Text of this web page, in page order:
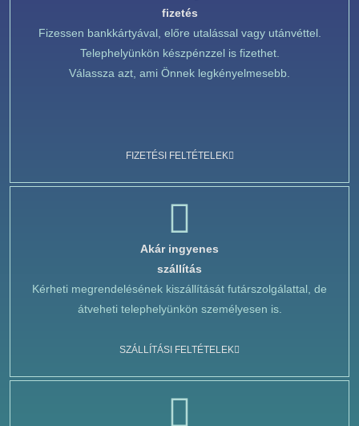
fizetés
Fizessen bankkártyával, előre utalással vagy utánvéttel.
Telephelyünkön készpénzzel is fizethet.
Válassza azt, ami Önnek legkényelmesebb.
FIZETÉSI FELTÉTELEK
Akár ingyenes
szállítás
Kérheti megrendelésének kiszállítását futárszolgálattal, de
átveheti telephelyünkön személyesen is.
SZÁLLÍTÁSI FELTÉTELEK